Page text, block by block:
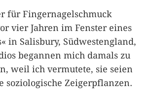
für Fingernagelschmuck
vier Jahren im Fenster eines
in Salisbury, Südwestengland,
begannen mich damals zu
weil ich vermutete, sie seien
soziologische Zeigerpflanzen.